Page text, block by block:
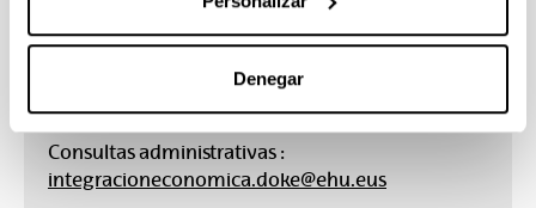
Denegar
Consultas administrativas :
integracioneconomica.doke@ehu.eus